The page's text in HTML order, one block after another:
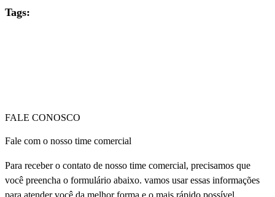
Tags:
FALE CONOSCO
Fale com o nosso time comercial
Para receber o contato de nosso time comercial, precisamos que
você preencha o formulário abaixo. vamos usar essas informações
para atender você da melhor forma e o mais rápido possível.